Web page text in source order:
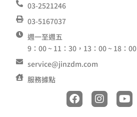
03-2521246
03-5167037
週一至週五
9：00 ~ 11：30，13：00 ~ 18：00
service@jinzdm.com
服務據點
F
a
c
I
n
s
Y
o
u